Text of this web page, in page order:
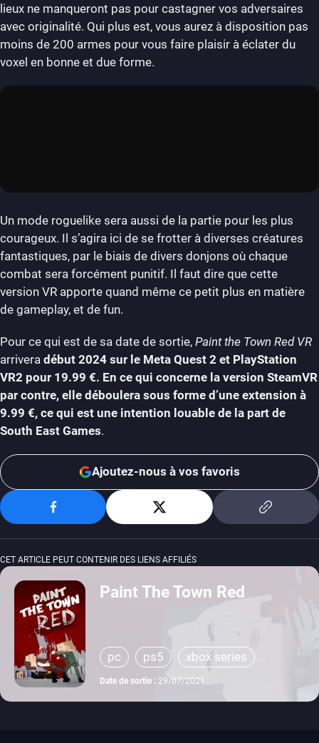
lieux ne manqueront pas pour castagner vos adversaires
avec originalité. Qui plus est, vous aurez à disposition pas
moins de 200 armes pour vous faire plaisir à éclater du
voxel en bonne et due forme.
Un mode roguelike sera aussi de la partie pour les plus
courageux. Il s’agira ici de se frotter à diverses créatures
fantastiques, par le biais de divers donjons où chaque
combat sera forcément punitif. Il faut dire que cette
version VR apporte quand même ce petit plus en matière
de gameplay, et de fun.
Pour ce qui est de sa date de sortie, Paint the Town Red VR
arrivera début 2024 sur le Meta Quest 2 et PlayStation
VR2 pour 19.99 €. En ce qui concerne la version SteamVR
par contre, elle déboulera sous forme d’une extension à
9.99 €, ce qui est une intention louable de la part de
South East Games.
Ajoutez-nous à vos favoris
CET ARTICLE PEUT CONTENIR DES LIENS AFFILIÉS
Paint The Town Red
pc ps5
xbox series
switch
ps4
Date de sortie : 29/07/2021